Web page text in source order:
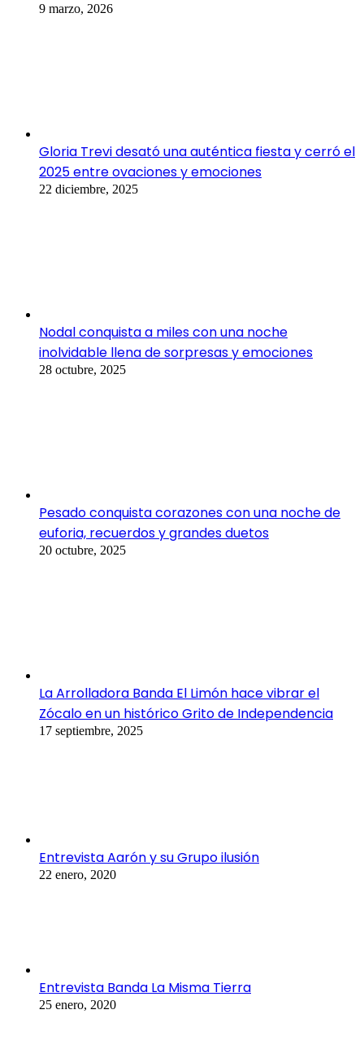
9 marzo, 2026
Gloria Trevi desató una auténtica fiesta y cerró el
2025 entre ovaciones y emociones
22 diciembre, 2025
Nodal conquista a miles con una noche
inolvidable llena de sorpresas y emociones
28 octubre, 2025
Pesado conquista corazones con una noche de
euforia, recuerdos y grandes duetos
20 octubre, 2025
La Arrolladora Banda El Limón hace vibrar el
Zócalo en un histórico Grito de Independencia
17 septiembre, 2025
Entrevista Aarón y su Grupo ilusión
22 enero, 2020
Entrevista Banda La Misma Tierra
25 enero, 2020